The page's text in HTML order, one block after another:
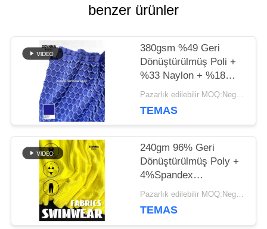
SITE
HARITASI
PRIVACY
POLICY
benzer ürünler
380gsm %49 Geri
Dönüştürülmüş Poli +
%33 Naylon + %18
Spandeks Geri
Polyester Kumaş,
Pazarlık edilebilir MOQ:Negotiable
TEMAS
240gm 96% Geri
Dönüştürülmüş Poly +
4%Spandex
Dönüştürülmüş
Dairesel örgü için
Pazarlık edilebilir MOQ:Negotiable
TEMAS